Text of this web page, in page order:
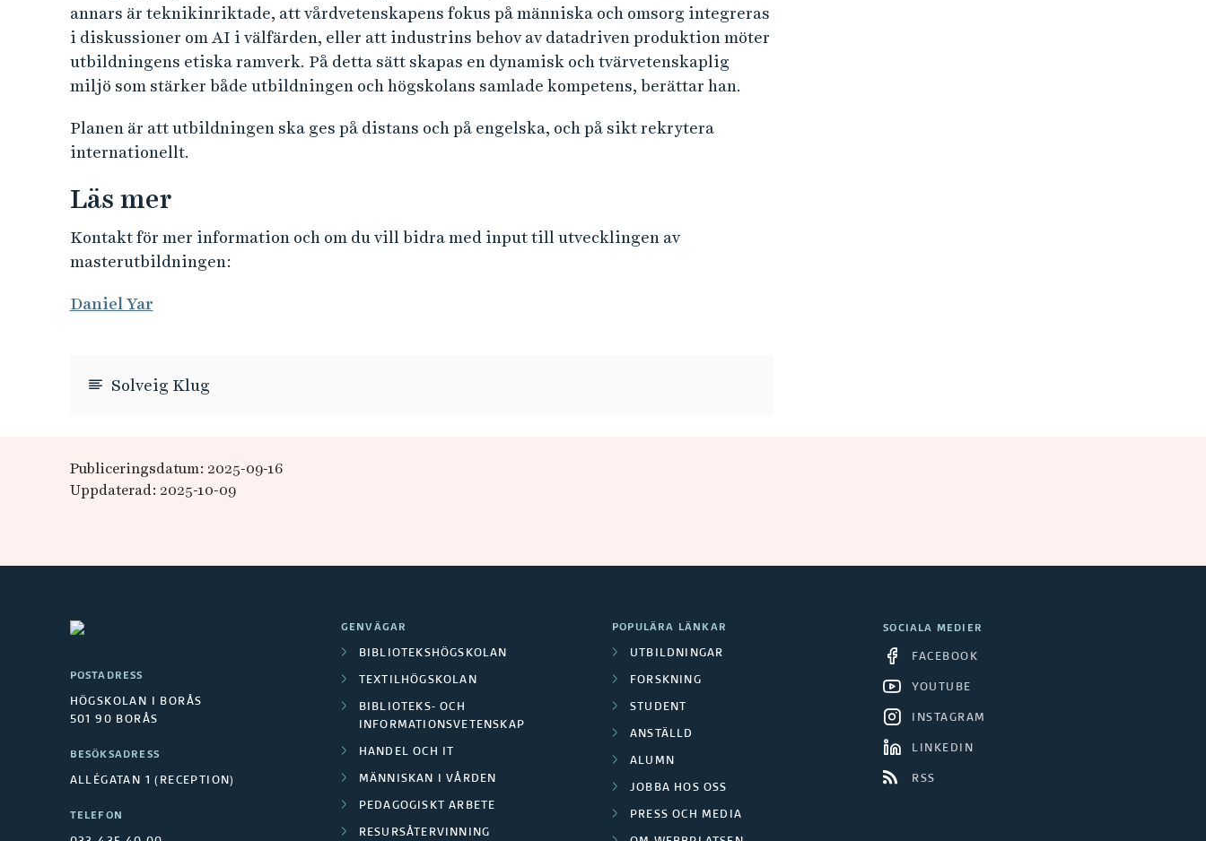
annars är teknikinriktade, att vårdvetenskapens fokus på människa och omsorg integreras
i diskussioner om AI i välfärden, eller att industrins behov av datadriven produktion möter
utbildningens etiska ramverk. På detta sätt skapas en dynamisk och tvärvetenskaplig
miljö som stärker både utbildningen och högskolans samlade kompetens, berättar han.
Planen är att utbildningen ska ges på distans och på engelska, och på sikt rekrytera
internationellt.
Läs mer
Kontakt för mer information och om du vill bidra med input till utvecklingen av
masterutbildningen:
Daniel Yar
Solveig Klug
Publiceringsdatum: 2025-09-16
Uppdaterad: 2025-10-09
POSTADRESS
HÖGSKOLAN I BORÅS
501 90 BORÅS
BESÖKSADRESS
ALLÉGATAN 1 (RECEPTION)
TELEFON
GENVÄGAR
BIBLIOTEKSHÖGSKOLAN
TEXTILHÖGSKOLAN
BIBLIOTEKS- OCH
INFORMATIONSVETENSKAP
HANDEL OCH IT
MÄNNISKAN I VÅRDEN
PEDAGOGISKT ARBETE
RESURSÅTERVINNING
POPULÄRA LÄNKAR
UTBILDNINGAR
FORSKNING
STUDENT
ANSTÄLLD
ALUMN
JOBBA HOS OSS
PRESS OCH MEDIA
SOCIALA MEDIER
FACEBOOK
YOUTUBE
INSTAGRAM
LINKEDIN
RSS